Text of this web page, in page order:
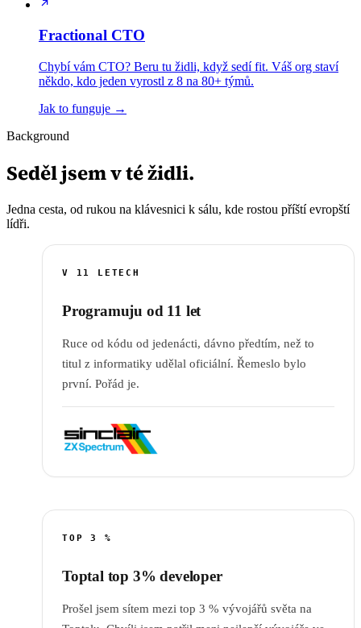
Fractional CTO
Chybí vám CTO? Beru tu židli, když sedí fit. Váš org staví
někdo, kdo jeden vyrostl z 8 na 80+ týmů.
Jak to funguje →
Background
Seděl jsem v té židli.
Jedna cesta, od rukou na klávesnici k sálu, kde rostou příští evropští
lídři.
V 11 LETECH
Programuju od 11 let
Ruce od kódu od jedenácti, dávno předtím, než to
titul z informatiky udělal oficiální. Řemeslo bylo
první. Pořád je.
TOP 3 %
Toptal top 3% developer
Prošel jsem sítem mezi top 3 % vývojářů světa na